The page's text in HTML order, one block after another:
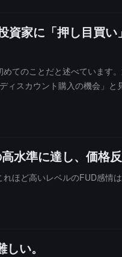
金の流れと対照的であるた
家に「押し目買
てのことだと述べています
スカウント購入の機会」
場の大衆はしばしば誤っ
水準に達し、価格
ど高いレベルのFUD感情
い。